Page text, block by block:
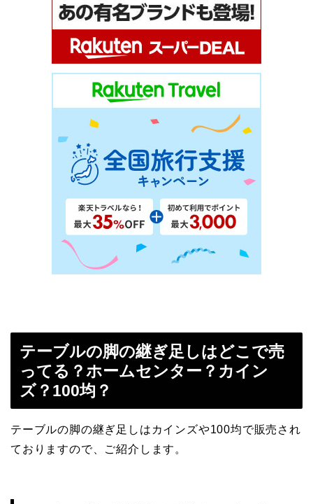
テーブルの脚の継ぎ足しはどこで売
ってる？ホームセンター？カイン
ズ？100均？
テーブルの脚の継ぎ足しはカインズや100均で販売され
ておりますので、ご紹介します。